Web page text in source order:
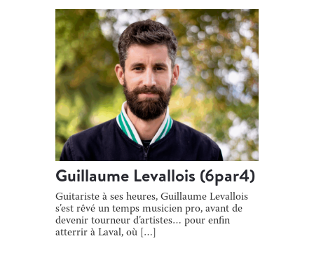
Guillaume Levallois (6par4)
Guitariste à ses heures, Guillaume Levallois
s’est rêvé un temps musicien pro, avant de
devenir tourneur d’artistes… pour enfin
atterrir à Laval, où […]